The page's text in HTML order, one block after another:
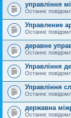
управління
Останнє
Управление
Останнє
деравне
Останнє
Управління
Останнє
Управління
Останнє
державна
Останнє